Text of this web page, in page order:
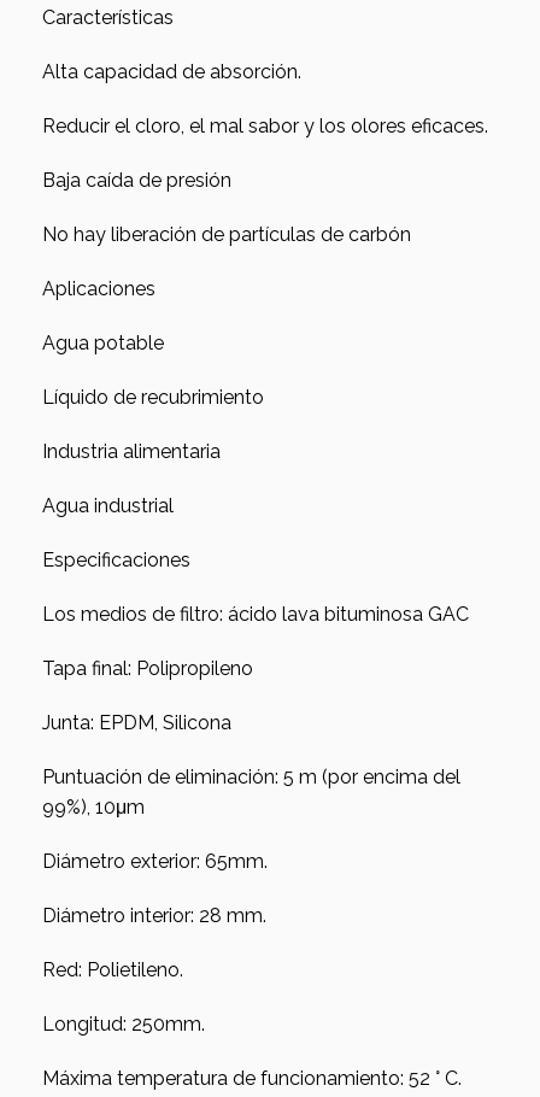
Características
Alta capacidad de absorción.
Reducir el cloro, el mal sabor y los olores eficaces.
Baja caída de presión
No hay liberación de partículas de carbón
Aplicaciones
Agua potable
Líquido de recubrimiento
Industria alimentaria
Agua industrial
Especificaciones
Los medios de filtro: ácido lava bituminosa GAC
Tapa final: Polipropileno
Junta: EPDM, Silicona
Puntuación de eliminación: 5 m (por encima del
99%), 10μm
Diámetro exterior: 65mm.
Diámetro interior: 28 mm.
Red: Polietileno.
Longitud: 250mm.
Máxima temperatura de funcionamiento: 52 ° C.